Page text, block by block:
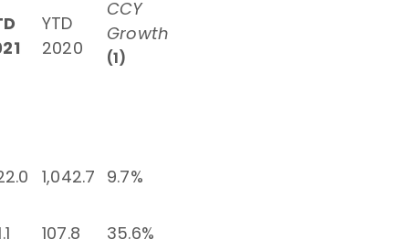
YTD
2020
CCY
Growth
(1)
1,042.7 9.7%
107.8 35.6%